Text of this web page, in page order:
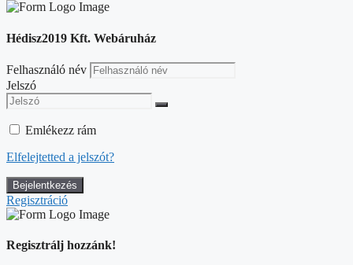
Hédisz2019 Kft. Webáruház
Felhasználó név
Jelszó
Emlékezz rám
Elfelejtetted a jelszót?
Regisztráció
Regisztrálj hozzánk!